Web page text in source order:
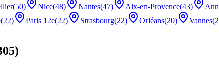
(50) Nice(48) Nantes(47) Aix-en-Provence(43)
(22) Paris 12e(22) Strasbourg(22) Orléans(20) Vannes(
)